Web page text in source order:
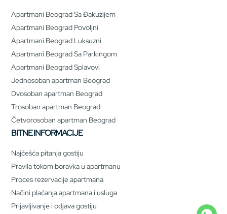
Apartmani Beograd Sa Đakuzijem
Apartmani Beograd Povoljni
Apartmani Beograd Luksuzni
Apartmani Beograd Sa Parkingom
Apartmani Beograd Splavovi
Jednosoban apartman Beograd
Dvosoban apartman Beograd
Trosoban apartman Beograd
Četvorosoban apartman Beograd
BITNE INFORMACIJE
Najčešća pitanja gostiju
Pravila tokom boravka u apartmanu
Proces rezervacije apartmana
Načini plaćanja apartmana i usluga
Prijavljivanje i odjava gostiju